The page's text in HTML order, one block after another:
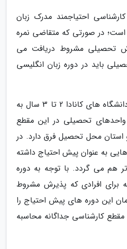
احتیاجمند مدرک زبان
آیلتس با نمره بالاتر از 6 است؛ در صورتی که متقاضی نمره
تحصیلی مشروط دریافت می
باید در دوره زبان انگلیسی
دوره های کارشناسی در دانشگاه های کانادا 2 تا 3 سال به
تحصیلی در این مقطع
محل تحصیل فرق دارد. در
به عنوان پیش احتیاج داشته
هم می گردد. با توجه به دوره
برای افرادی که پذیرش مشروط
این دوره های پیش احتیاج را
کارشناسی جداگانه محاسبه